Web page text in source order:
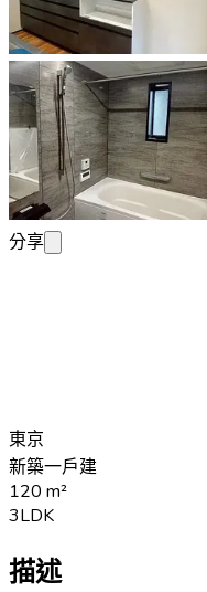
分享
東京
新築一戶建
120 m²
3LDK
描述